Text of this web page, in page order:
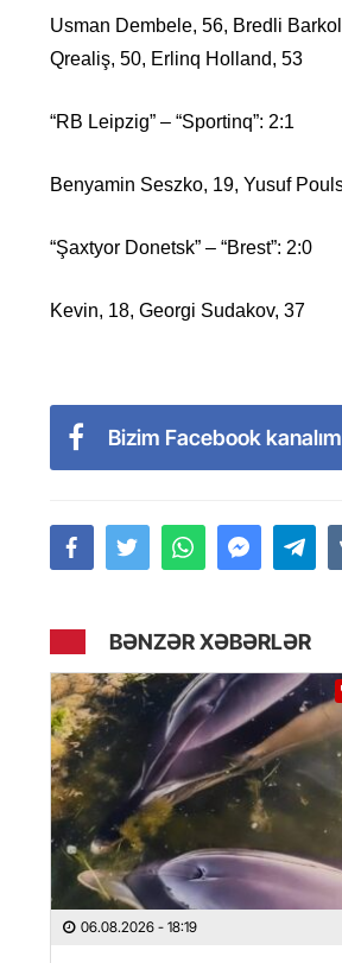
Usman Dembele, 56, Bredli
Qrealiş, 50, Erlinq Holland, 53
“RB Leipzig” – “Sportinq”: 2:1
Benyamin Seszko, 19, Yusuf
“Şaxtyor Donetsk” – “Brest”: 2:0
Kevin, 18, Georgi Sudakov, 37
Bizim Facebook
BƏNZƏR XƏBƏRLƏR
06.08.2026 - 18:19